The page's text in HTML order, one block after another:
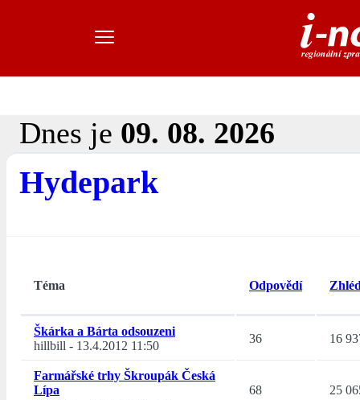
Dnes je 09. 08. 2026
Hydepark
Téma Odpovědí
Škárka a Bárta odsouzeni
hillbill - 13.4.2012 11:50
36 16
Farmářské trhy Škroupák Česká
Lípa
68 25